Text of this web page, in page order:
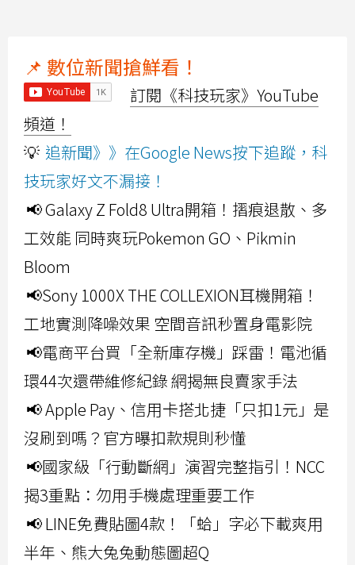
📌 數位新聞搶鮮看！
訂閱《科技玩家》YouTube
頻道！
💡 追新聞》》在Google News按下追蹤，科
技玩家好文不漏接！
📢 Galaxy Z Fold8 Ultra開箱！摺痕退散、多
工效能 同時爽玩Pokemon GO、Pikmin
Bloom
📢Sony 1000X THE COLLEXION耳機開箱！
工地實測降噪效果 空間音訊秒置身電影院
📢電商平台買「全新庫存機」踩雷！電池循
環44次還帶維修紀錄 網揭無良賣家手法
📢 Apple Pay、信用卡搭北捷「只扣1元」是
沒刷到嗎？官方曝扣款規則秒懂
📢國家級「行動斷網」演習完整指引！NCC
揭3重點：勿用手機處理重要工作
📢 LINE免費貼圖4款！「蛤」字必下載爽用
半年、熊大兔兔動態圖超Q